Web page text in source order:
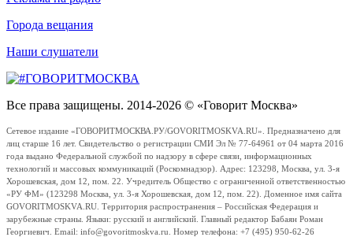
Города вещания
Наши слушатели
Все права защищены. 2014-2026 © «Говорит Москва»
Сетевое издание «ГОВОРИТМОСКВА.РУ/GOVORITMOSKVA.RU». Предназначено для
лиц старше 16 лет. Свидетельство о регистрации СМИ Эл № 77-64961 от 04 марта 2016
года выдано Федеральной службой по надзору в сфере связи, информационных
технологий и массовых коммуникаций (Роскомнадзор). Адрес: 123298, Москва, ул. 3-я
Хорошевская, дом 12, пом. 22. Учредитель Общество с ограниченной ответственностью
«РУ ФМ» (123298 Москва, ул. 3-я Хорошевская, дом 12, пом. 22). Доменное имя сайта
GOVORITMOSKVA.RU. Территория распространения – Российская Федерация и
зарубежные страны. Языки: русский и английский. Главный редактор Бабаян Роман
Георгиевич. Email: info@govoritmoskva.ru. Номер телефона: +7 (495) 950-62-26